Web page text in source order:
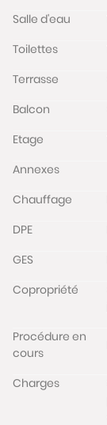
Salle d'eau
Toilettes
Terrasse
Balcon
Etage
Annexes
Chauffage
DPE
GES
Copropriété
Procédure en
cours
Charges